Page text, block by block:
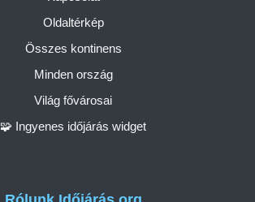
Oldaltérkép
Összes kontinens
Minden ország
Világ fővárosai
🧩 Ingyenes időjárás widget